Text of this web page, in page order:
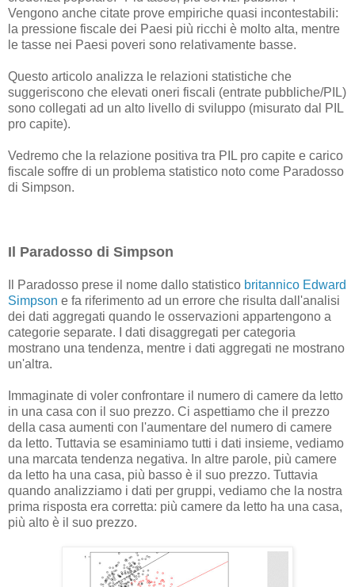
Vengono anche citate prove empiriche quasi incontestabili:
la pressione fiscale dei Paesi più ricchi è molto alta, mentre
le tasse nei Paesi poveri sono relativamente basse.
Questo articolo analizza le relazioni statistiche che
suggeriscono che elevati oneri fiscali (entrate pubbliche/PIL)
sono collegati ad un alto livello di sviluppo (misurato dal PIL
pro capite).
Vedremo che la relazione positiva tra PIL pro capite e carico
fiscale soffre di un problema statistico noto come Paradosso
di Simpson.
Il Paradosso di Simpson
Il Paradosso prese il nome dallo statistico britannico Edward
Simpson e fa riferimento ad un errore che risulta dall'analisi
dei dati aggregati quando le osservazioni appartengono a
categorie separate. I dati disaggregati per categoria
mostrano una tendenza, mentre i dati aggregati ne mostrano
un'altra.
Immaginate di voler confrontare il numero di camere da letto
in una casa con il suo prezzo. Ci aspettiamo che il prezzo
della casa aumenti con l'aumentare del numero di camere
da letto. Tuttavia se esaminiamo tutti i dati insieme, vediamo
una marcata tendenza negativa. In altre parole, più camere
da letto ha una casa, più basso è il suo prezzo. Tuttavia
quando analizziamo i dati per gruppi, vediamo che la nostra
prima risposta era corretta: più camere da letto ha una casa,
più alto è il suo prezzo.